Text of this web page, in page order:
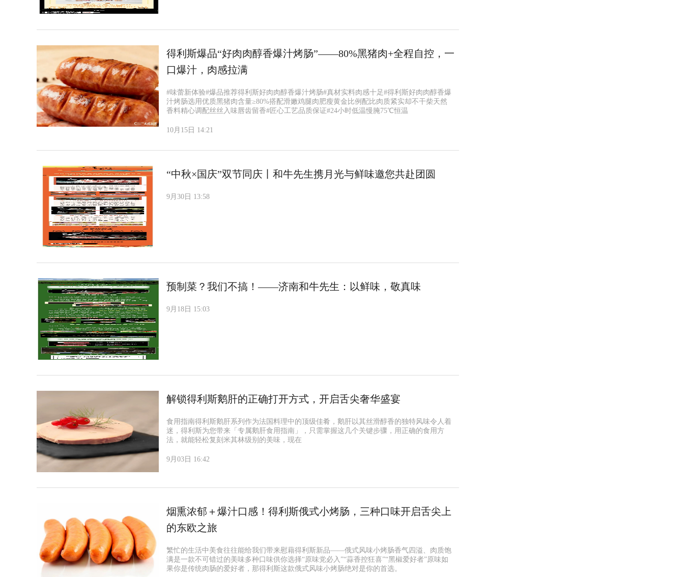
得利斯爆品“好肉肉醇香爆汁烤肠”——80%黑猪肉+全程自控，一
口爆汁，肉感拉满
#味蕾新体验#爆品推荐得利斯好肉肉醇香爆汁烤肠#真材实料肉感十足#得利斯好肉肉醇香爆
汁烤肠选用优质黑猪肉含量≥80%搭配滑嫩鸡腿肉肥瘦黄金比例配比肉质紧实却不干柴天然
香料精心调配丝丝入味唇齿留香#匠心工艺品质保证#24小时低温慢腌75℃恒温
10月15日 14:21
“中秋×国庆”双节同庆丨和牛先生携月光与鲜味邀您共赴团圆
9月30日 13:58
预制菜？我们不搞！——济南和牛先生：以鲜味，敬真味
9月18日 15:03
解锁得利斯鹅肝的正确打开方式，开启舌尖奢华盛宴
食用指南得利斯鹅肝系列作为法国料理中的顶级佳肴，鹅肝以其丝滑醇香的独特风味令人着
迷，得利斯为您带来「专属鹅肝食用指南」，只需掌握这几个关键步骤，用正确的食用方
法，就能轻松复刻米其林级别的美味，现在
9月03日 16:42
烟熏浓郁＋爆汁口感！得利斯俄式小烤肠，三种口味开启舌尖上
的东欧之旅
繁忙的生活中美食往往能给我们带来慰藉得利斯新品——俄式风味小烤肠香气四溢、肉质饱
满是一款不可错过的美味多种口味供你选择“原味党必入”“蒜香控狂喜”“黑椒爱好者”原味如
果你是传统肉肠的爱好者，那得利斯这款俄式风味小烤肠绝对是你的首选。